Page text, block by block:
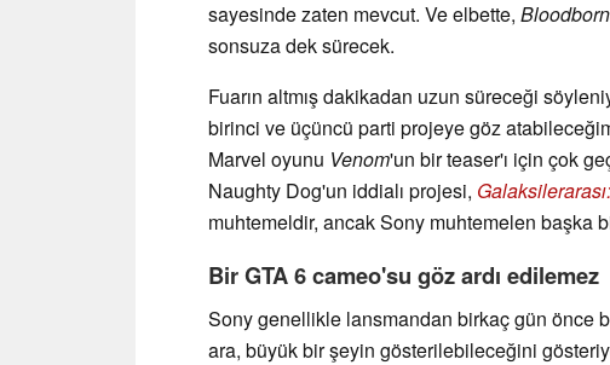
sayesinde zaten mevcut. Ve elbette,
sonsuza dek sürecek.
Fuarın altmış dakikadan uzun süreceği
birinci ve üçüncü parti projeye göz
Marvel oyunu Venom'un bir teaser'ı için çok
Naughty Dog'un iddialı projesi,
muhtemeldir, ancak Sony muhtemelen başka
Bir GTA 6 cameo'su göz ardı edilemez
Sony genellikle lansmandan birkaç gün önce
ara, büyük bir şeyin gösterilebileceğini